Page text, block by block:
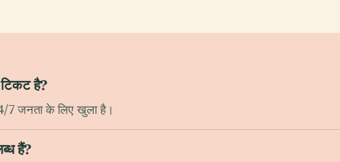
है?
7 जनता के लिए खुला है।
हैं?